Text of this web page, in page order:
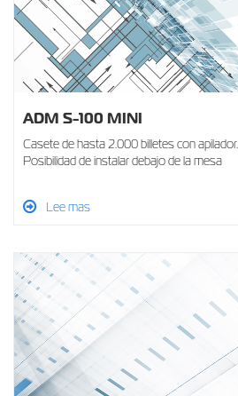
ADM S-100 MINI
Casete de hasta 2.000 billetes con apilador.
Posibilidad de instalar debajo de la mesa
Lee mas